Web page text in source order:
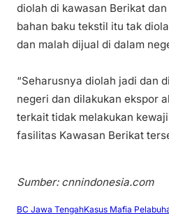
diolah di kawasan Berikat
bahan baku tekstil itu tak
dan malah dijual di dalam
“Seharusnya diolah jadi dan
negeri dan dilakukan ekspor
terkait tidak melakukan
fasilitas Kawasan Berikat
Sumber: cnnindonesia.com
BC Jawa TengahKasus Mafia